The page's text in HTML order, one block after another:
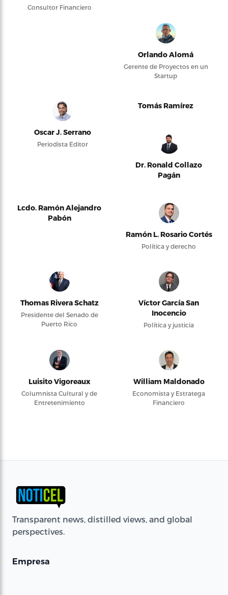
Consultor Financiero
Orlando Alomá
Gerente de Proyectos en un
Startup
Oscar J. Serrano
Periodista Editor
Tomás Ramírez
Dr. Ronald Collazo
Pagán
Lcdo. Ramón Alejandro
Pabón
Ramón L. Rosario Cortés
Política y derecho
Thomas Rivera Schatz
Presidente del Senado de
Puerto Rico
Víctor García San
Inocencio
Política y justicia
Luisito Vigoreaux
Columnista Cultural y de
Entretenimiento
William Maldonado
Economista y Estratega
Financiero
Transparent news, distilled views, and global
perspectives.
Empresa